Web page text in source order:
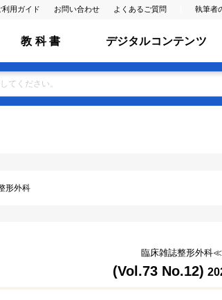
利用ガイド お問い合わせ よくあるご質問 執筆者
教 科 書 デジタルコンテンツ
形外科
臨床雑誌整形外科
(Vol.73 No.12)